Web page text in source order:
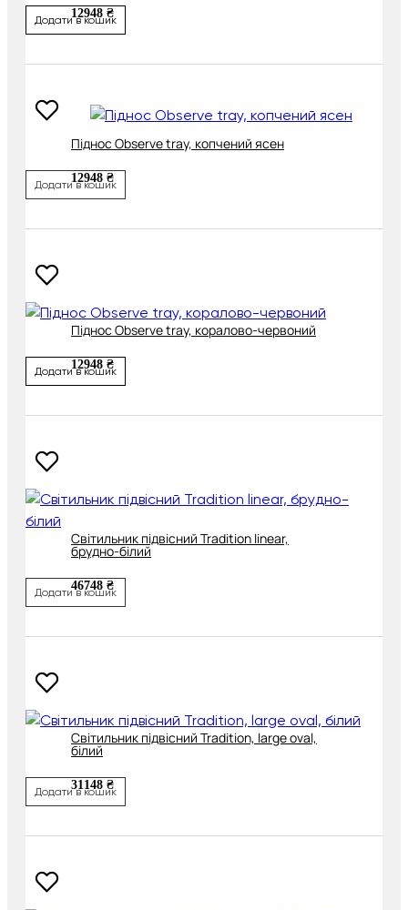
12948 ₴
Додати в кошик
Піднос Observe tray, копчений ясен
12948 ₴
Додати в кошик
Піднос Observe tray, коралово-червоний
12948 ₴
Додати в кошик
Світильник підвісний Tradition linear,
брудно-білий
46748 ₴
Додати в кошик
Світильник підвісний Tradition, large oval,
білий
31148 ₴
Додати в кошик